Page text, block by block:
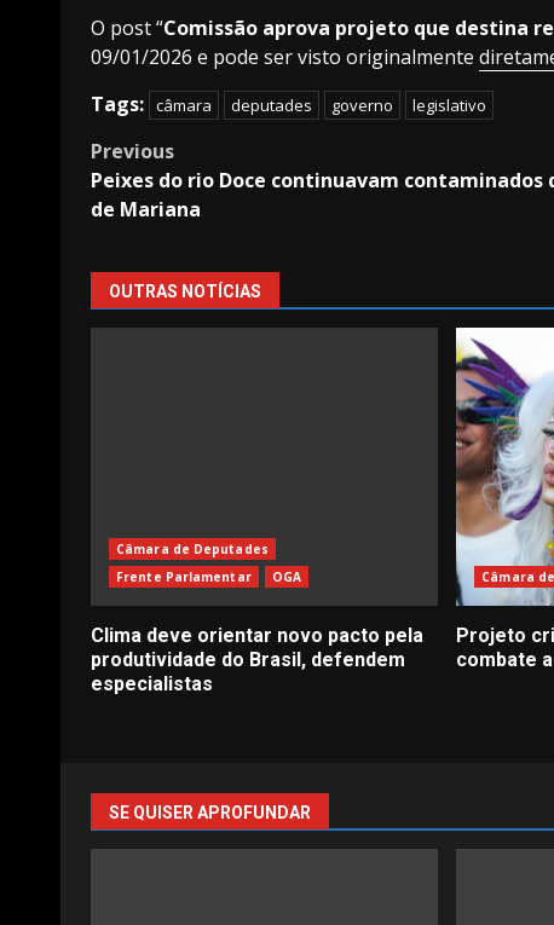
O post “Comissão aprova projeto que destina
09/01/2026 e pode ser visto originalmente
Tags: câmara deputades governo legislativo
Post
navigation
Previous
Peixes do rio Doce continuavam contaminados
de Mariana
OUTRAS NOTÍCIAS
Câmara de Deputades
Frente Parlamentar
OGA
Clima deve orientar novo pacto pela
produtividade do Brasil, defendem
especialistas
Câmara
Projeto
combate
SE QUISER APROFUNDAR